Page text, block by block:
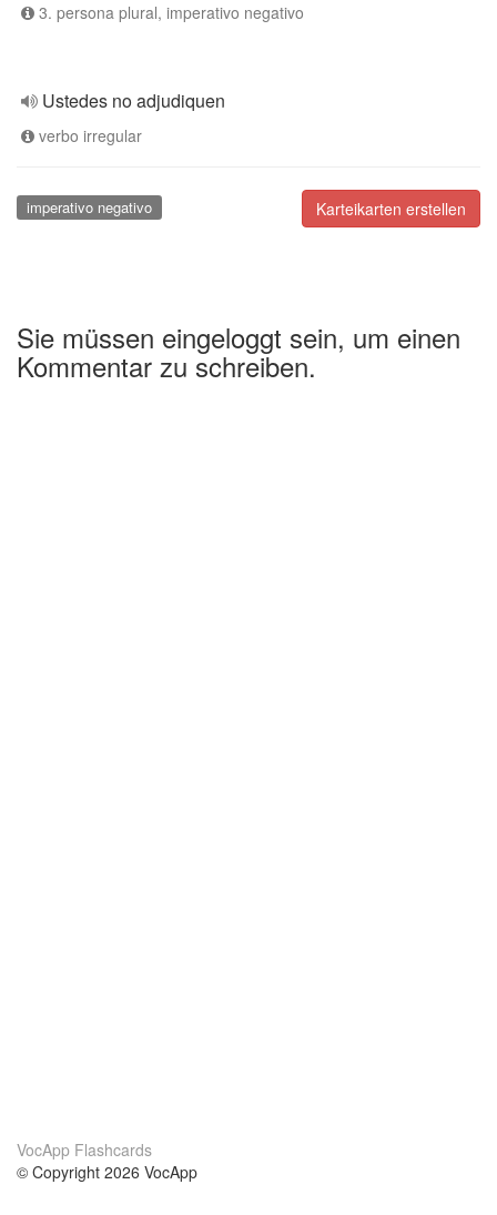
3. persona plural, imperativo negativo
Ustedes no adjudiquen
verbo irregular
Karteikarten erstellen
imperativo negativo
Sie müssen eingeloggt sein, um einen
Kommentar zu schreiben.
VocApp Flashcards
© Copyright 2026 VocApp